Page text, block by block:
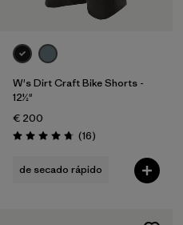
W's Dirt Craft Bike Shorts -
12½"
€ 200
Puntuación: 4.8 / 5
(16Reseñas
)
de secado rápido